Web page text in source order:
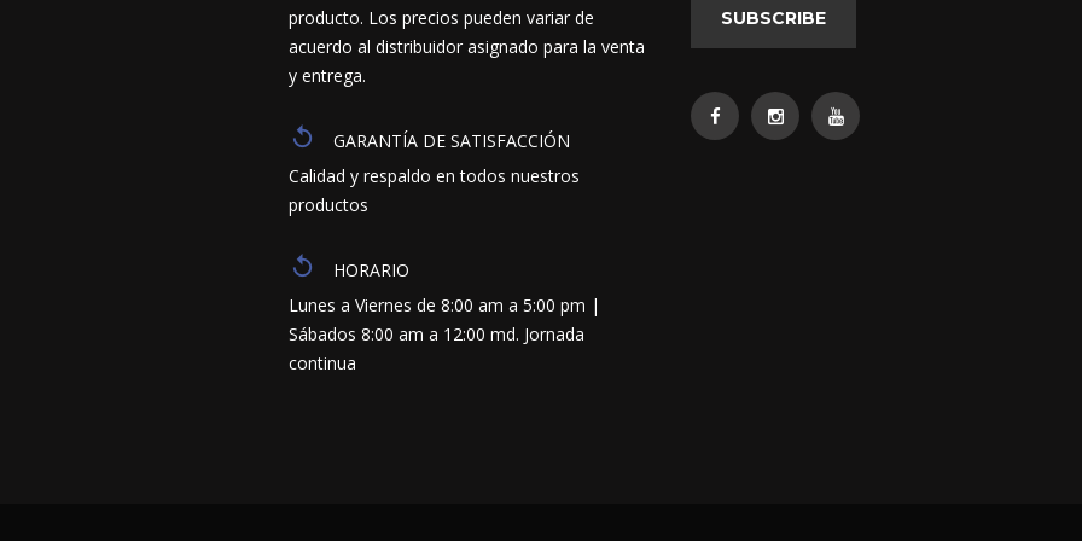
producto. Los precios pueden variar de
acuerdo al distribuidor asignado para la venta
y entrega.
GARANTÍA DE SATISFACCIÓN
Calidad y respaldo en todos nuestros
productos
HORARIO
Lunes a Viernes de 8:00 am a 5:00 pm |
Sábados 8:00 am a 12:00 md. Jornada
continua
SUBSCRIBE